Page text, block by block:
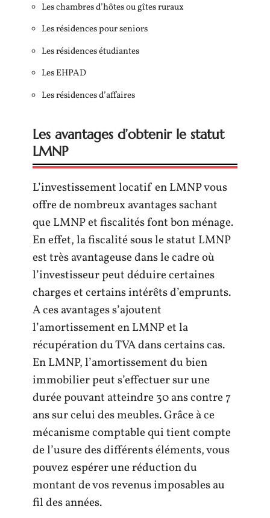
Les chambres d’hôtes ou gîtes ruraux
Les résidences pour seniors
Les résidences étudiantes
Les EHPAD
Les résidences d’affaires
Les avantages d’obtenir le statut
LMNP
L’investissement locatif en LMNP vous
offre de nombreux avantages sachant
que LMNP et fiscalités font bon ménage.
En effet, la fiscalité sous le statut LMNP
est très avantageuse dans le cadre où
l’investisseur peut déduire certaines
charges et certains intérêts d’emprunts.
A ces avantages s’ajoutent
l’amortissement en LMNP et la
récupération du TVA dans certains cas.
En LMNP, l’amortissement du bien
immobilier peut s’effectuer sur une
durée pouvant atteindre 30 ans contre 7
ans sur celui des meubles. Grâce à ce
mécanisme comptable qui tient compte
de l’usure des différents éléments, vous
pouvez espérer une réduction du
montant de vos revenus imposables au
fil des années.